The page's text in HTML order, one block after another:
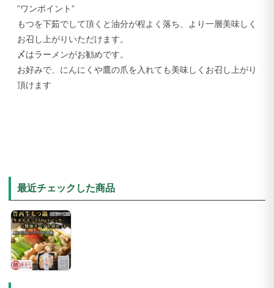
”ワンポイント”
もつを下茹でして頂くと油分が程よく落ち、より一層美味しく
お召し上がりいただけます。
〆はラーメンがお勧めです。
お好みで、にんにくや鷹の爪を入れても美味しくお召し上がり
頂けます
最近チェックした商品